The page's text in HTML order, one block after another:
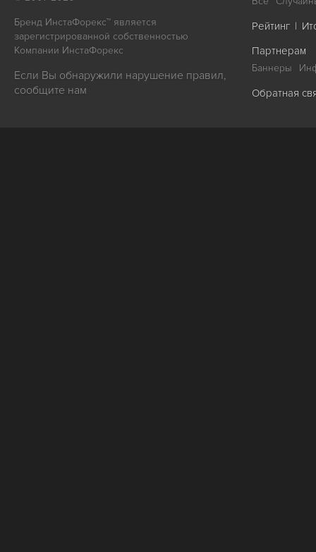
Бренд ИнстаФорекс™ является
зарегистрированной собственностью
Компании ИнстаФорекс
Если Вы обнаружили нарушение правил,
сообщите нам
Рейтинг |
Партнерам
Баннеры
Обратная